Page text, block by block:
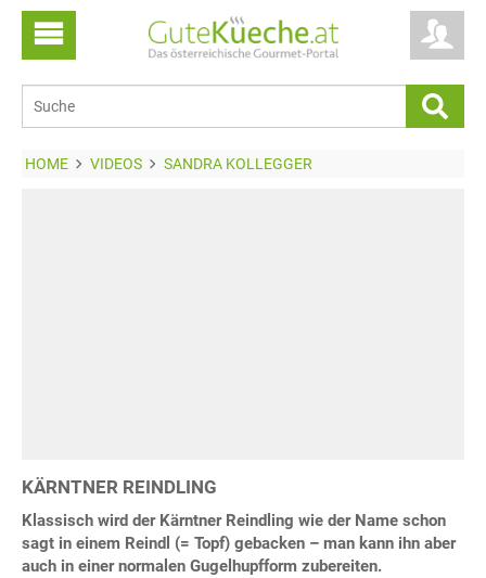
HOME VIDEOS SANDRA KOLLEGGER
KÄRNTNER REINDLING
Klassisch wird der Kärntner Reindling wie der Name schon
sagt in einem Reindl (= Topf) gebacken – man kann ihn aber
auch in einer normalen Gugelhupfform zubereiten.